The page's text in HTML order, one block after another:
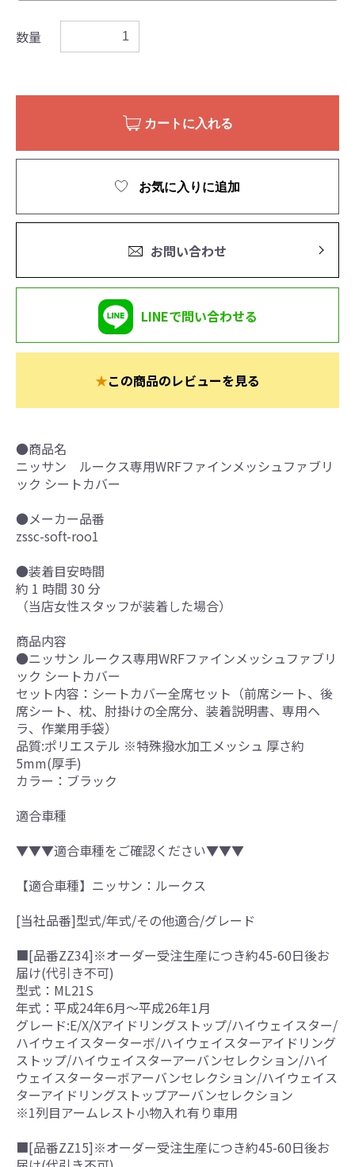
数量
カートに入れる
お気に入りに追加
お問い合わせ
LINEで問い合わせる
★この商品のレビューを見る
●商品名
ニッサン ルークス専用WRFファインメッシュファブリ
ック シートカバー
●メーカー品番
zssc-soft-roo1
●装着目安時間
約 1 時間 30 分
（当店女性スタッフが装着した場合）
商品内容
●ニッサン ルークス専用WRFファインメッシュファブリ
ック シートカバー
セット内容：シートカバー全席セット（前席シート、後
席シート、枕、肘掛けの全席分、装着説明書、専用ヘ
ラ、作業用手袋）
品質:ポリエステル ※特殊撥水加工メッシュ 厚さ約
5mm(厚手)
カラー：ブラック
適合車種
▼▼▼適合車種をご確認ください▼▼▼
【適合車種】ニッサン：ルークス
[当社品番]型式/年式/その他適合/グレード
■[品番ZZ34]※オーダー受注生産につき約45-60日後お
届け(代引き不可)
型式：ML21S
年式：平成24年6月～平成26年1月
グレード:E/X/Xアイドリングストップ/ハイウェイスター/
ハイウェイスターターボ/ハイウェイスターアイドリング
ストップ/ハイウェイスターアーバンセレクション/ハイ
ウェイスターターボアーバンセレクション/ハイウェイス
ターアイドリングストップアーバンセレクション
※1列目アームレスト小物入れ有り車用
■[品番ZZ15]※オーダー受注生産につき約45-60日後お